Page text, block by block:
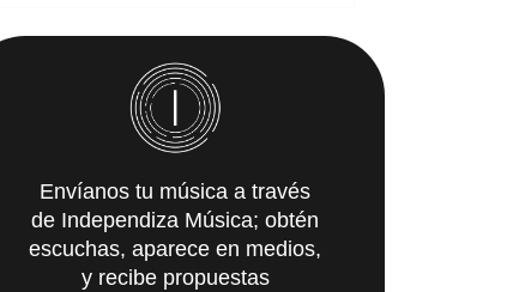
Envíanos tu música a través
de Independiza Música; obtén
escuchas, aparece en medios,
y recibe propuestas